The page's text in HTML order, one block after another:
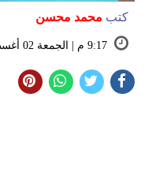
كتب محمد محسن
9:17 م | الجمعة 02 أغسطس 2019